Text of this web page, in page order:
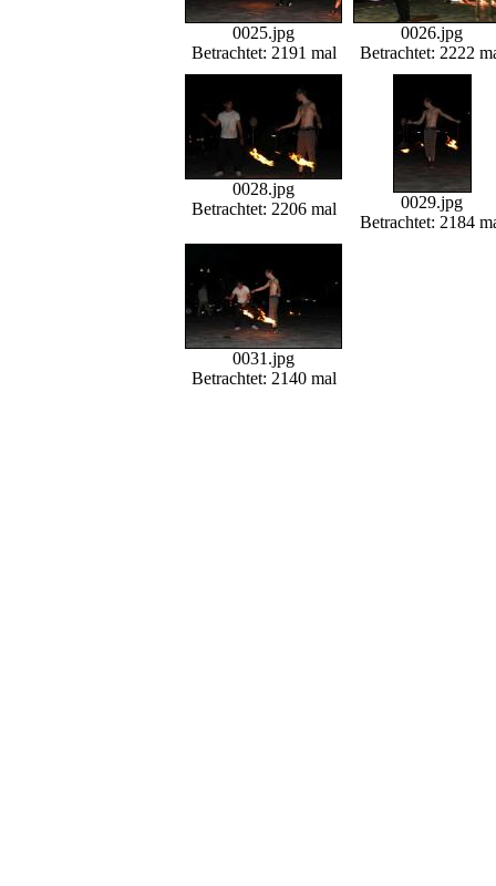
0025.jpg
Betrachtet: 2191 mal
0026.jpg
Betrachtet: 2222
0028.jpg
Betrachtet: 2206 mal
0029.jpg
Betrachtet: 2184
0031.jpg
Betrachtet: 2140 mal